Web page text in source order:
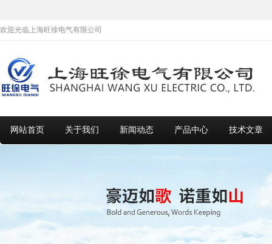
欢迎光临上海旺徐电气有限公司
网站首页 关于我们 新闻动态 产品中心 技术文章